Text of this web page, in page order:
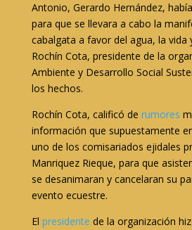
Antonio, Gerardo Hernández,
para que se llevara a cabo la
cabalgata a favor del agua, la vida
Rochín Cota, presidente de la
Ambiente y Desarrollo Social
los hechos.
Rochín Cota, calificó de rumores
información que supuestamente
uno de los comisariados ejidales
Manriquez Rieque, para que
se desanimaran y cancelaran su
evento ecuestre.
El presidente de la organización